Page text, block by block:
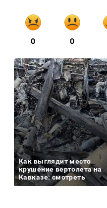
0 0
Как выглядит место
крушение вертолета на
Кавказе: смотреть